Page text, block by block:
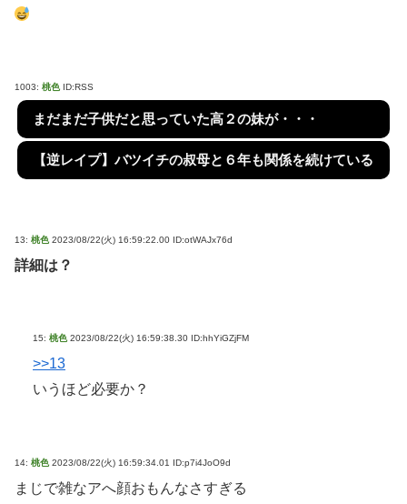
1003: 桃色 ID:RSS
まだまだ子供だと思っていた高２の妹が・・・
【逆レイプ】バツイチの叔母と６年も関係を続けている
13: 桃色 2023/08/22(火) 16:59:22.00 ID:otWAJx76d
詳細は？
15: 桃色 2023/08/22(火) 16:59:38.30 ID:hhYiGZjFM
>>13
いうほど必要か？
14: 桃色 2023/08/22(火) 16:59:34.01 ID:p7i4JoO9d
まじで雑なアへ顔おもんなさすぎる